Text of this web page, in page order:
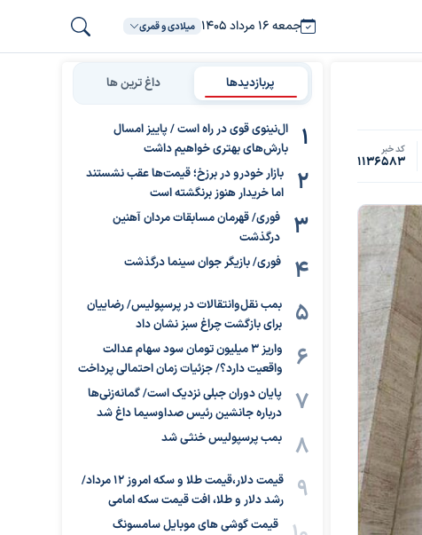
جمعه ۱۶ مرداد ۱۴۰۵ میلادی و قمری
کد خبر
1136583
پربازدیدها داغ ترین ها
ال‌نینوی قوی در راه است / پاییز امسال
بارش‌های بهتری خواهیم داشت
بازار خودرو در برزخ؛ قیمت‌ها عقب نشستند
اما خریدار هنوز برنگشته است
فوری/ قهرمان مسابقات مردان آهنین
درگذشت
فوری/ بازیگر جوان سینما درگذشت
بمب نقل‌وانتقالات در پرسپولیس/ رضاییان
برای بازگشت چراغ سبز نشان داد
واریز ۳ میلیون تومان سود سهام عدالت
واقعیت دارد؟/ جزئیات زمان احتمالی پرداخت
پایان دوران جبلی نزدیک است/ گمانه‌زنی‌ها
درباره جانشین رئیس صداوسیما داغ شد
بمب پرسپولیس خنثی شد
قیمت دلار،قیمت طلا و سکه امروز ۱۲ مرداد/
رشد دلار و طلا، افت قیمت سکه امامی
قیمت گوشی های موبایل سامسونگ